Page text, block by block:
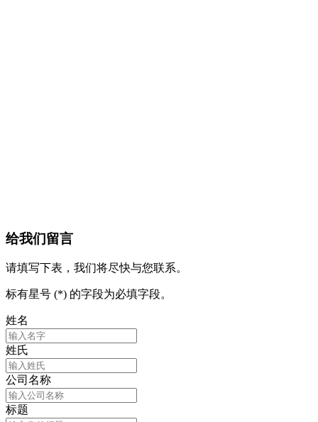
给我们留言
请填写下表，我们将尽快与您联系。
标有星号 (*) 的字段为必填字段。
姓名
姓氏
公司名称
标题